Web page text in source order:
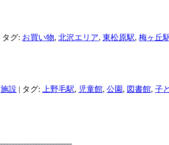
タグ: お買い物, 北沢エリア, 東松原駅, 梅ヶ丘
施設 | タグ: 上野毛駅, 児童館, 公園 , 図書館, 子